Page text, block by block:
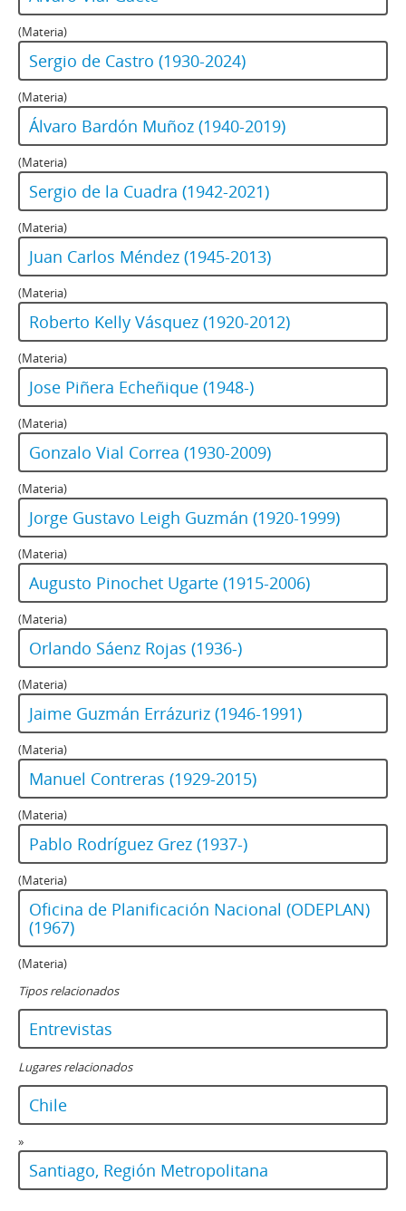
(Materia)
Sergio de Castro (1930-2024)
(Materia)
Álvaro Bardón Muñoz (1940-2019)
(Materia)
Sergio de la Cuadra (1942-2021)
(Materia)
Juan Carlos Méndez (1945-2013)
(Materia)
Roberto Kelly Vásquez (1920-2012)
(Materia)
Jose Piñera Echeñique (1948-)
(Materia)
Gonzalo Vial Correa (1930-2009)
(Materia)
Jorge Gustavo Leigh Guzmán (1920-1999)
(Materia)
Augusto Pinochet Ugarte (1915-2006)
(Materia)
Orlando Sáenz Rojas (1936-)
(Materia)
Jaime Guzmán Errázuriz (1946-1991)
(Materia)
Manuel Contreras (1929-2015)
(Materia)
Pablo Rodríguez Grez (1937-)
(Materia)
Oficina de Planificación Nacional (ODEPLAN)
(1967)
(Materia)
Tipos relacionados
Entrevistas
Lugares relacionados
Chile
»
Santiago, Región Metropolitana